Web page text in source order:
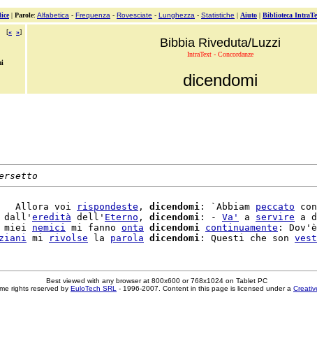
| Parole: Alfabetica - Frequenza - Rovesciate - Lunghezza - Statistiche | Aiuto | Biblioteca
[« »]
Bibbia Riveduta/Luzzi
IntraText - Concordanze
dicendomi
Allora voi rispondeste , dicendomi : `Abbiam peccato
eredità dell' Eterno , dicendomi : - Va' a servire a
nemici mi fanno onta dicendomi continuamente :
mi rivolse la parola dicendomi : Questi che son
Best viewed with any browser at 800x600 or 768x1024 on Tablet PC
rights reserved by EuloTech SRL - 1996-2007. Content in this page is licensed under a